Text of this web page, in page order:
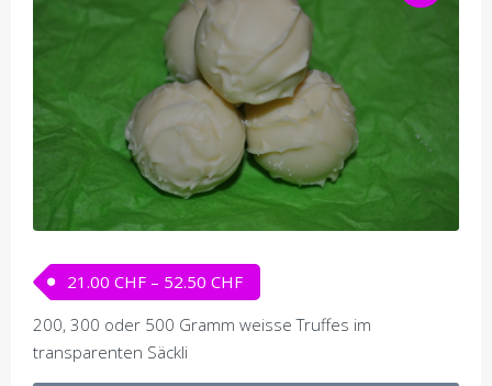
21.00 CHF – 52.50 CHFPreisspanne: 21.00 CHF bis
200, 300 oder 500 Gramm weisse Truffes im
transparenten Säckli